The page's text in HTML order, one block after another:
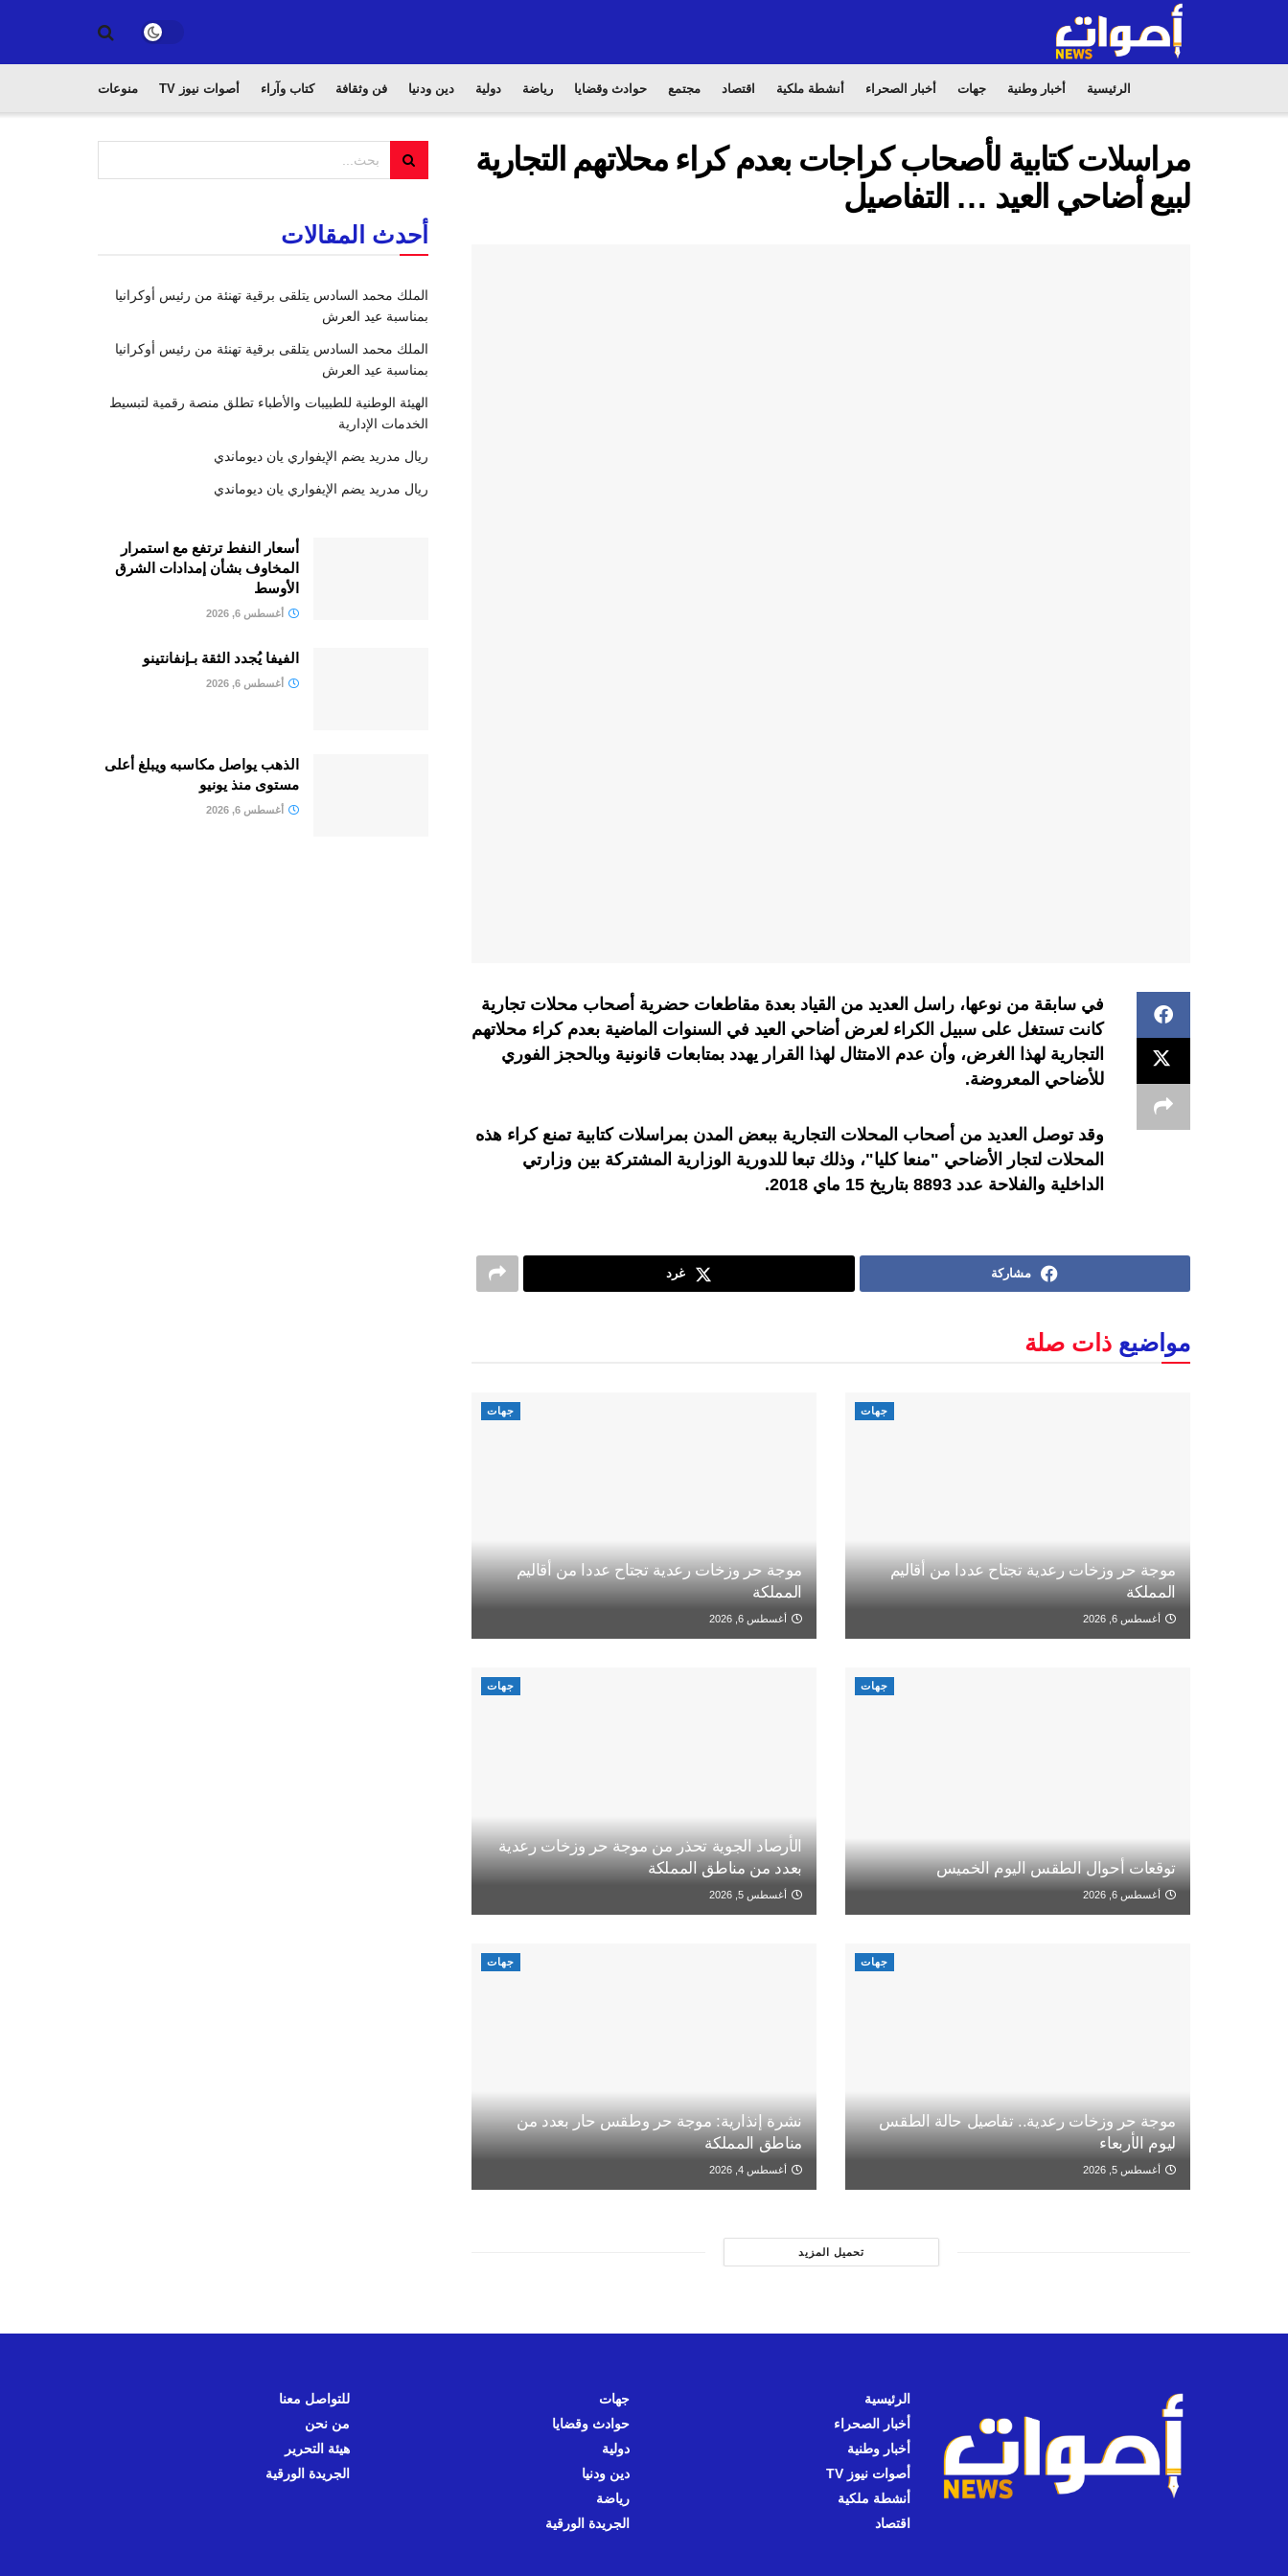
الرئيسية أخبار وطنية جهات أخبار الصحراء أنشطة ملكية اقتصاد مجتمع حوادث وقضايا رياضة دولية دين ودنيا فن وثقافة كتاب وآراء أصوات نيوز TV منوعات
مراسلات كتابية لأصحاب كراجات بعدم كراء محلاتهم التجارية
لبيع أضاحي العيد … التفاصيل
في سابقة من نوعها، راسل العديد من القياد بعدة مقاطعات حضرية أصحاب محلات تجارية
كانت تستغل على سبيل الكراء لعرض أضاحي العيد في السنوات الماضية بعدم كراء محلاتهم
التجارية لهذا الغرض، وأن عدم الامتثال لهذا القرار يهدد بمتابعات قانونية وبالحجز الفوري
للأضاحي المعروضة.
وقد توصل العديد من أصحاب المحلات التجارية ببعض المدن بمراسلات كتابية تمنع كراء هذه
المحلات لتجار الأضاحي "منعا كليا"، وذلك تبعا للدورية الوزارية المشتركة بين وزارتي
الداخلية والفلاحة عدد 8893 بتاريخ 15 ماي 2018.
مشاركة غرد
مواضيع ذات صلة
جهات
موجة حر وزخات رعدية تجتاح عددا من أقاليم
المملكة
أغسطس 6, 2026
جهات
موجة حر وزخات رعدية تجتاح عددا من أقاليم
المملكة
أغسطس 6, 2026
جهات
توقعات أحوال الطقس اليوم الخميس
أغسطس 6, 2026
جهات
الأرصاد الجوية تحذر من موجة حر وزخات رعدية
بعدد من مناطق المملكة
أغسطس 5, 2026
جهات
موجة حر وزخات رعدية.. تفاصيل حالة الطقس
ليوم الأربعاء
أغسطس 5, 2026
جهات
نشرة إنذارية: موجة حر وطقس حار بعدد من
مناطق المملكة
أغسطس 4, 2026
تحميل المزيد
أحدث المقالات
الملك محمد السادس يتلقى برقية تهنئة من رئيس أوكرانيا
بمناسبة عيد العرش
الملك محمد السادس يتلقى برقية تهنئة من رئيس أوكرانيا
بمناسبة عيد العرش
الهيئة الوطنية للطبيبات والأطباء تطلق منصة رقمية لتبسيط
الخدمات الإدارية
ريال مدريد يضم الإيفواري يان ديوماندي
ريال مدريد يضم الإيفواري يان ديوماندي
أسعار النفط ترتفع مع استمرار
المخاوف بشأن إمدادات الشرق
الأوسط
أغسطس 6, 2026
الفيفا يُجدد الثقة بـإنفانتينو
أغسطس 6, 2026
الذهب يواصل مكاسبه ويبلغ أعلى
مستوى منذ يونيو
أغسطس 6, 2026
الرئيسية
أخبار الصحراء
أخبار وطنية
أصوات نيوز TV
أنشطة ملكية
اقتصاد
جهات
حوادث وقضايا
دولية
دين ودنيا
رياضة
الجريدة الورقية
للتواصل معنا
من نحن
هيئة التحرير
الجريدة الورقية